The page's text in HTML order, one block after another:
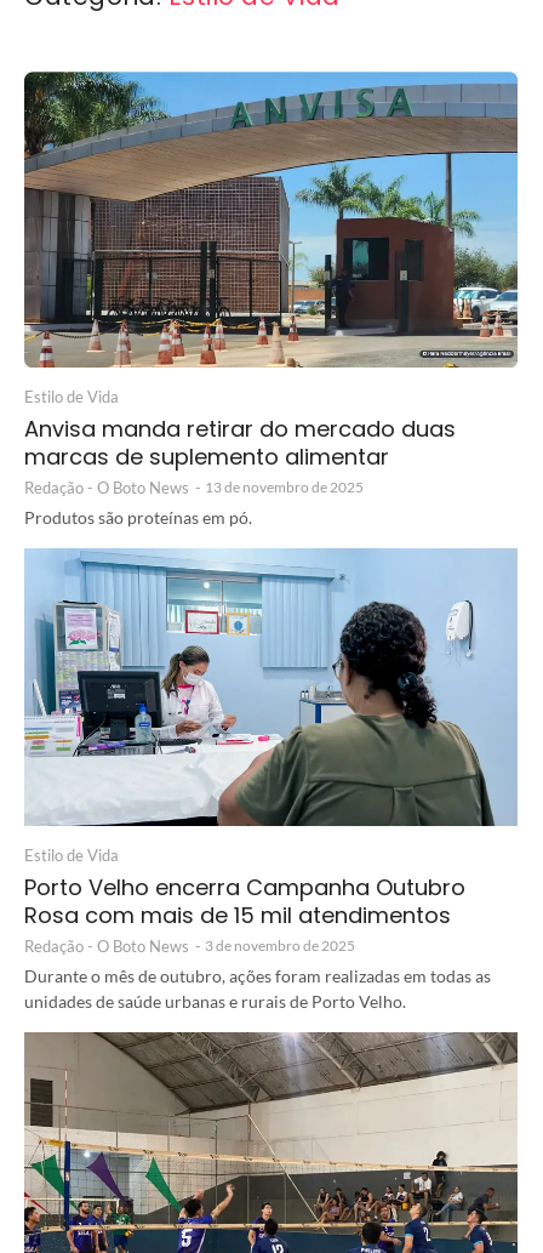
Estilo de Vida
Anvisa manda retirar do mercado duas
marcas de suplemento alimentar
Redação - O Boto News - 13 de novembro de 2025
Produtos são proteínas em pó.
Estilo de Vida
Porto Velho encerra Campanha Outubro
Rosa com mais de 15 mil atendimentos
Redação - O Boto News - 3 de novembro de 2025
Durante o mês de outubro, ações foram realizadas em todas as
unidades de saúde urbanas e rurais de Porto Velho.